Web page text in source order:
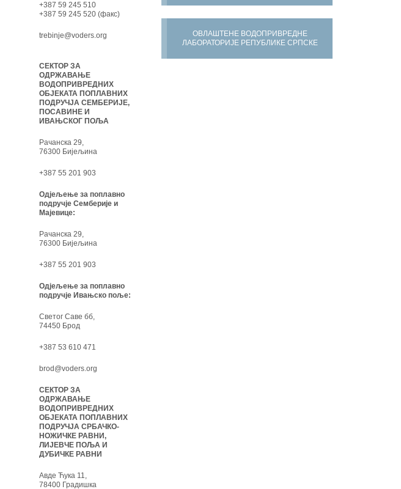
ОВЛАШТЕНЕ ВОДОПРИВРЕДНЕ
ЛАБОРАТОРИЈЕ РЕПУБЛИКЕ СРПСКЕ
+387 59 245 510
+387 59 245 520 (факс)
trebinje@voders.org
СЕКТОР ЗА
ОДРЖАВАЊЕ
ВОДОПРИВРЕДНИХ
ОБЈЕКАТА ПОПЛАВНИХ
ПОДРУЧЈА СЕМБЕРИЈЕ,
ПОСАВИНЕ И
ИВАЊСКОГ ПОЉА
Рачанска 29,
76300 Бијељина
+387 55 201 903
Одјељење за поплавно
подручје Семберије и
Мајевице:
Рачанска 29,
76300 Бијељина
+387 55 201 903
Одјељење за поплавно
подручје Ивањско поље:
Светог Саве бб,
74450 Брод
+387 53 610 471
brod@voders.org
СЕКТОР ЗА
ОДРЖАВАЊЕ
ВОДОПРИВРЕДНИХ
ОБЈЕКАТА ПОПЛАВНИХ
ПОДРУЧЈА СРБАЧКО-
НОЖИЧКЕ РАВНИ,
ЛИЈЕВЧЕ ПОЉА И
ДУБИЧКЕ РАВНИ
Авде Ћука 11,
78400 Градишка